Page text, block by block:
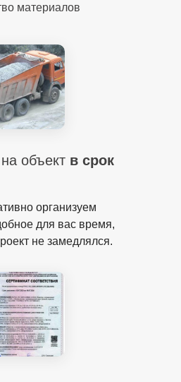
материалов
объект в срок
организуем
для вас время,
не замедлялся.